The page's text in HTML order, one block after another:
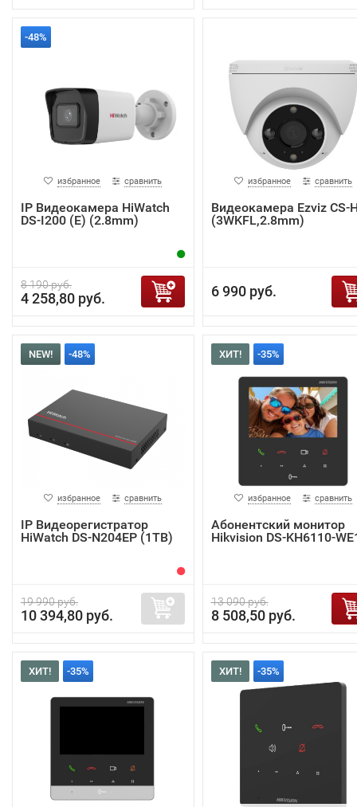
-48%
избранное сравнить
IP Видеокамера HiWatch
DS-I200 (E) (2.8mm)
8 190 руб.
4 258,80 руб.
избранное сравнить
Видеокамера Ezviz CS-
(3WKFL,2.8mm)
6 990 руб.
NEW! -48%
избранное сравнить
IP Видеорегистратор
HiWatch DS-N204EP (1TB)
19 990 руб.
10 394,80 руб.
ХИТ! -35%
избранное сравнить
Абонентский монитор
Hikvision DS-KH6110-
13 090 руб.
8 508,50 руб.
ХИТ! -35% ХИТ! -35%